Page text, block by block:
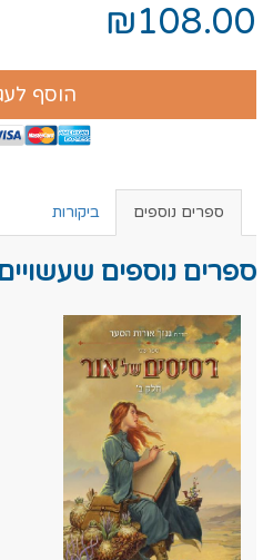
₪108.00
הוסף
ספרים נוספים ביקורות
ספרים נוספים שעשויים